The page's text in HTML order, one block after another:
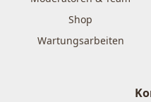
Shop
Wartungsarbeiten